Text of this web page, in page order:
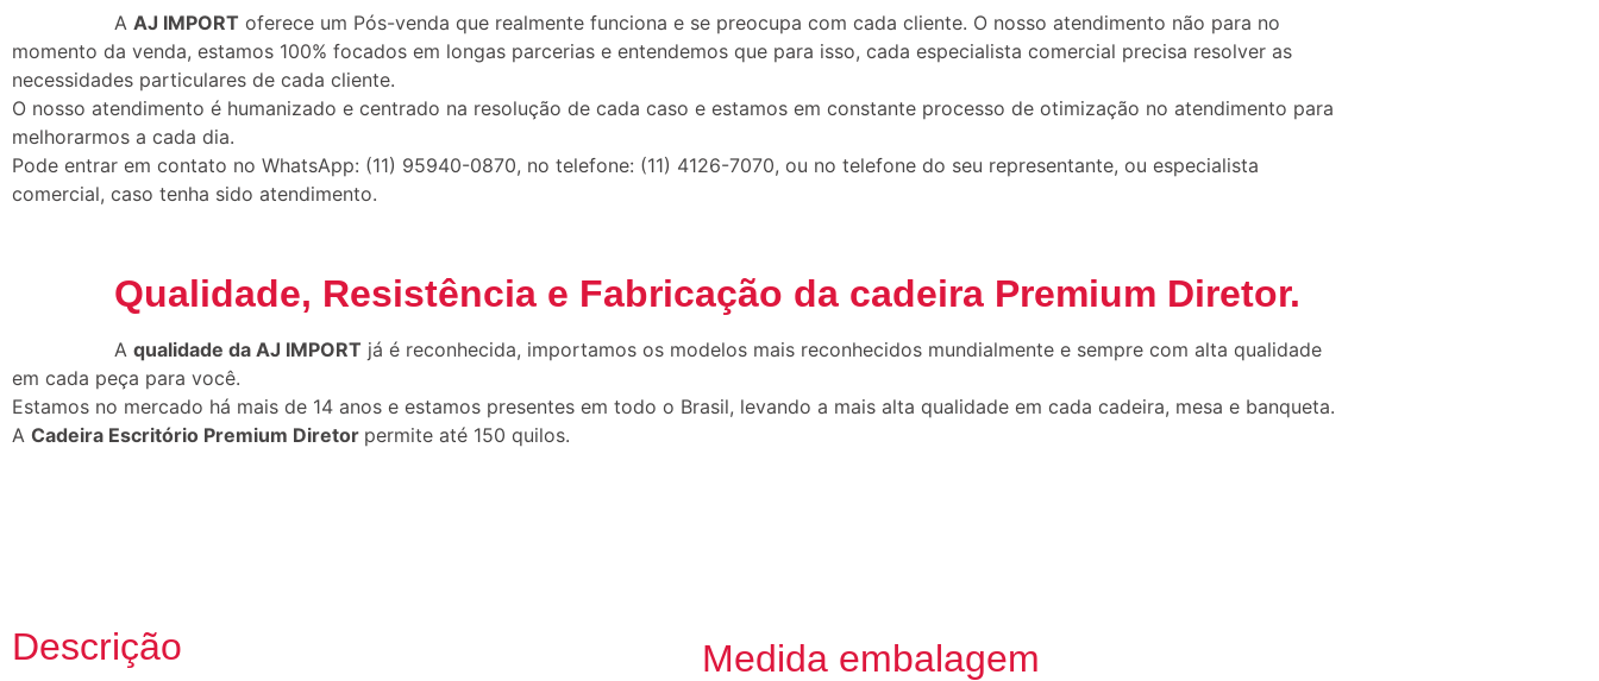
A AJ IMPORT oferece um Pós-venda que realmente funciona e se preocupa com cada cliente. O nosso atendimento não para no
momento da venda, estamos 100% focados em longas parcerias e entendemos que para isso, cada especialista comercial precisa resolver as
necessidades particulares de cada cliente.
O nosso atendimento é humanizado e centrado na resolução de cada caso e estamos em constante processo de otimização no atendimento para
melhorarmos a cada dia.
Pode entrar em contato no WhatsApp: (11) 95940-0870, no telefone: (11) 4126-7070, ou no telefone do seu representante, ou especialista
comercial, caso tenha sido atendimento.
Qualidade, Resistência e Fabricação da cadeira Premium Diretor.
A qualidade da AJ IMPORT já é reconhecida, importamos os modelos mais reconhecidos mundialmente e sempre com alta qualidade
em cada peça para você.
Estamos no mercado há mais de 14 anos e estamos presentes em todo o Brasil, levando a mais alta qualidade em cada cadeira, mesa e banqueta.
A Cadeira Escritório Premium Diretor permite até 150 quilos.
Descrição
Medida embalagem